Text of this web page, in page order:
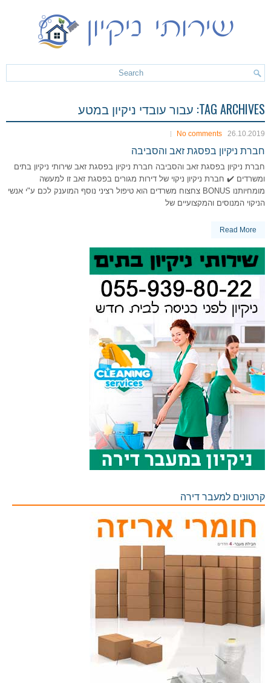
TAG ARCHIVES: עבור עובדי ניקיון במטע
26.10.2019
No comments
חברת ניקיון בפסגת זאב והסביבה
חברת ניקיון בפסגת זאב והסביבה חברת ניקיון בפסגת זאב שירותי ניקיון בתים
ומשרדים ✔️ חברת ניקיון ניקוי של דירות מגורים בפסגת זאב זו למעשה
מומחיותנו BONUS צחצוח משרדים הוא טיפול רציני נוסף המוענק לכם ע"י אנשי
הניקוי המנוסים והמקצועיים של
Read More
קרטונים למעבר דירה